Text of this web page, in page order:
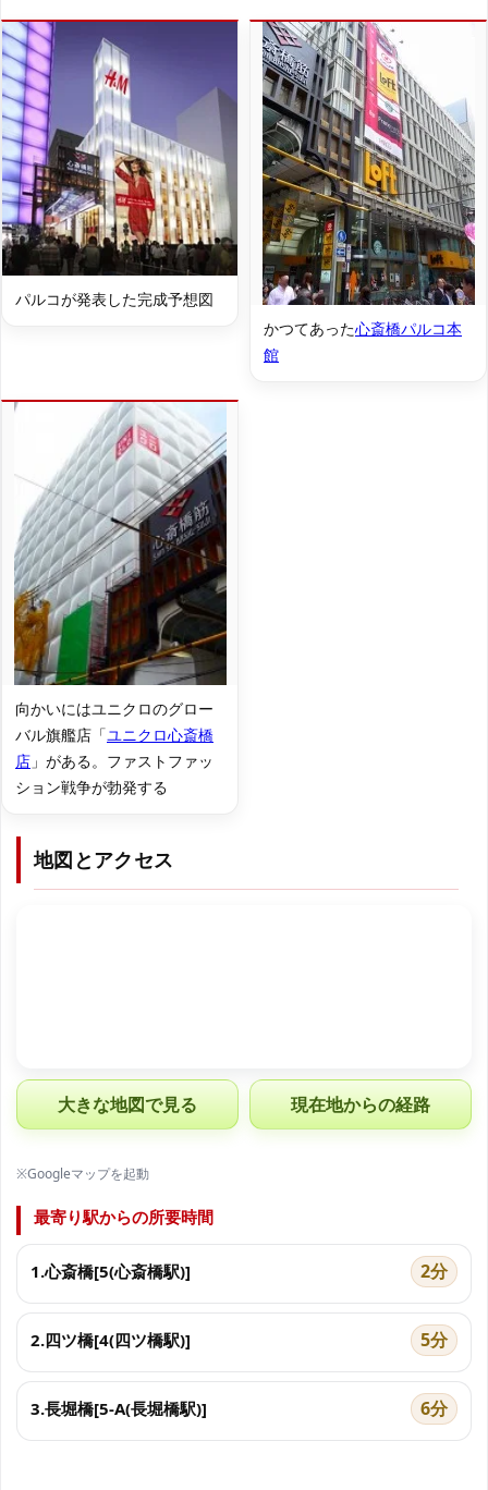
パルコが発表した完成予想図
かつてあった心斎橋パルコ本
館
向かいにはユニクロのグロー
バル旗艦店「ユニクロ心斎橋
店 」がある。ファストファッ
ション戦争が勃発する
地図とアクセス
大きな地図で見る 現在地からの経路
※Googleマップを起動
最寄り駅からの所要時間
1.心斎橋[5(心斎橋駅)] 2分
2.四ツ橋[4(四ツ橋駅)] 5分
3.長堀橋[5-A(長堀橋駅)] 6分